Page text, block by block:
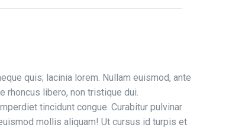
quis; lacinia lorem. Nullam euismod, ante
rhoncus libero, non tristique dui.
tincidunt congue. Curabitur pulvinar
mollis aliquam! Ut cursus id turpis et